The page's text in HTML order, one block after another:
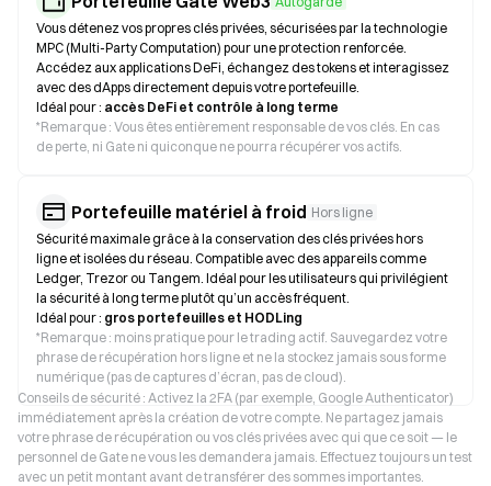
Vous détenez vos propres clés privées, sécurisées par la technologie
MPC (Multi-Party Computation) pour une protection renforcée.
Accédez aux applications DeFi, échangez des tokens et interagissez
avec des dApps directement depuis votre portefeuille.
Idéal pour : accès DeFi et contrôle à long terme
*Remarque : Vous êtes entièrement responsable de vos clés. En cas
de perte, ni Gate ni quiconque ne pourra récupérer vos actifs.
Portefeuille matériel à froid Hors ligne
Sécurité maximale grâce à la conservation des clés privées hors
ligne et isolées du réseau. Compatible avec des appareils comme
Ledger, Trezor ou Tangem. Idéal pour les utilisateurs qui privilégient
la sécurité à long terme plutôt qu’un accès fréquent.
Idéal pour : gros portefeuilles et HODLing
*Remarque : moins pratique pour le trading actif. Sauvegardez votre
phrase de récupération hors ligne et ne la stockez jamais sous forme
numérique (pas de captures d’écran, pas de cloud).
Conseils de sécurité : Activez la 2FA (par exemple, Google Authenticator)
immédiatement après la création de votre compte. Ne partagez jamais
votre phrase de récupération ou vos clés privées avec qui que ce soit — le
personnel de Gate ne vous les demandera jamais. Effectuez toujours un test
avec un petit montant avant de transférer des sommes importantes.